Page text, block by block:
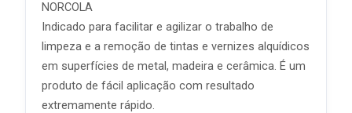
NORCOLA
Indicado para facilitar e agilizar o trabalho de
limpeza e a remoção de tintas e vernizes alquídicos
em superfícies de metal, madeira e cerâmica. É um
produto de fácil aplicação com resultado
extremamente rápido.